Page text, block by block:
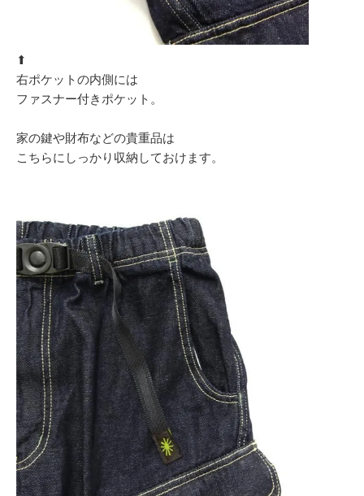
⬆︎
右ポケットの内側には
ファスナー付きポケット。
家の鍵や財布などの貴重品は
こちらにしっかり収納しておけます。